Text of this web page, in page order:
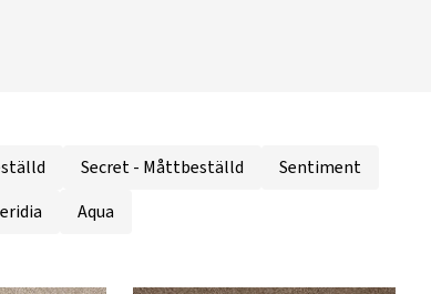
Secret - Måttbeställd
Sentiment
Aqua